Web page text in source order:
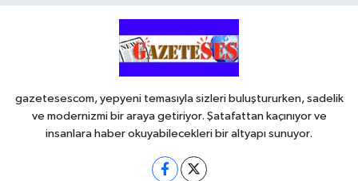
gazetesescom, yepyeni temasıyla sizleri buluştururken, sadelik
ve modernizmi bir araya getiriyor. Şatafattan kaçınıyor ve
insanlara haber okuyabilecekleri bir altyapı sunuyor.